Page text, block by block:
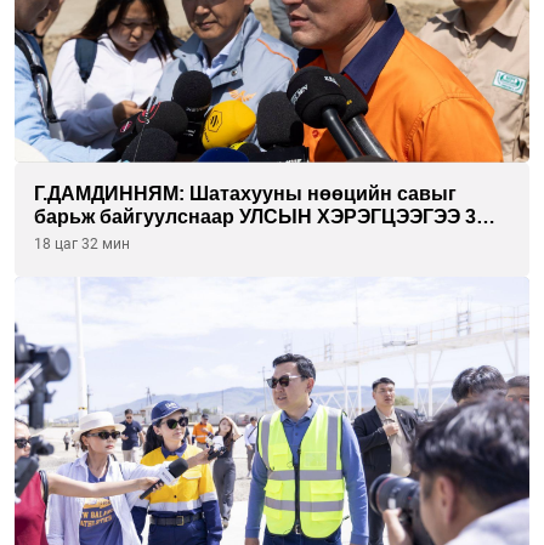
Г.ДАМДИННЯМ: Шатахууны нөөцийн савыг
барьж байгуулснаар УЛСЫН ХЭРЭГЦЭЭГЭЭ 3
САРААР НӨӨЦЛӨДӨГ болно
18 цаг 32 мин